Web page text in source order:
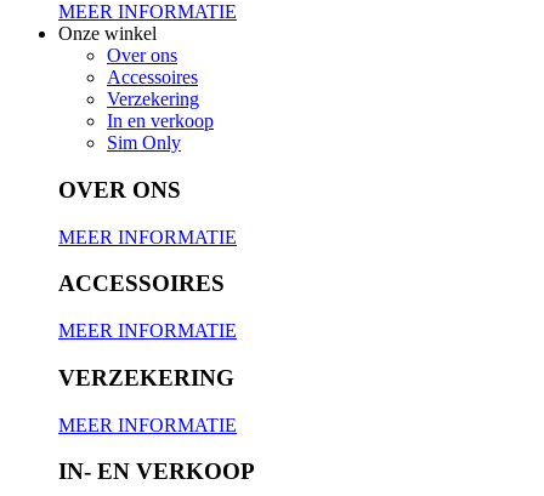
MEER INFORMATIE
Onze winkel
Over ons
Accessoires
Verzekering
In en verkoop
Sim Only
OVER ONS
MEER INFORMATIE
ACCESSOIRES
MEER INFORMATIE
VERZEKERING
MEER INFORMATIE
IN- EN VERKOOP